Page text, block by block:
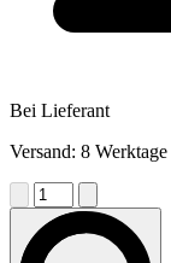
Bei Lieferant
Versand: 8 Werktage